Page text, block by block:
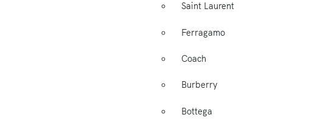
Saint Laurent
Ferragamo
Coach
Burberry
Bottega